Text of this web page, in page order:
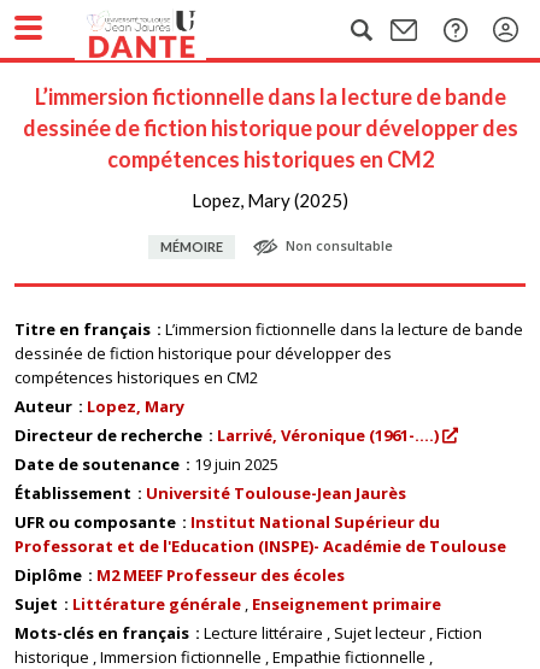
L’immersion fictionnelle dans la lecture de bande
dessinée de fiction historique pour développer des
compétences historiques en CM2
Lopez, Mary (2025)
MÉMOIRE Non consultable
Titre en français
L’immersion fictionnelle dans la lecture de bande
dessinée de fiction historique pour développer des
compétences historiques en CM2
Auteur
Lopez, Mary
Directeur de recherche
Larrivé, Véronique (1961-....)
Date de soutenance
19 juin 2025
Établissement
Université Toulouse-Jean Jaurès
UFR ou composante
Institut National Supérieur du
Professorat et de l'Education (INSPE)- Académie de Toulouse
Diplôme
M2 MEEF Professeur des écoles
Sujet
Littérature générale Enseignement primaire
Mots-clés en français
Lecture littéraire Sujet lecteur Fiction
historique Immersion fictionnelle Empathie fictionnelle